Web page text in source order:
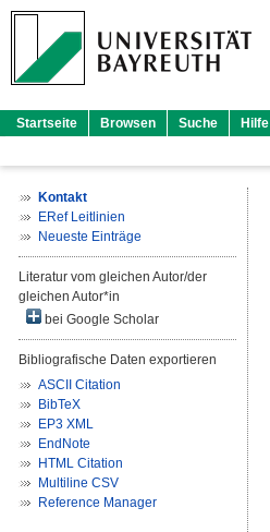
Startseite Browsen Suche Hilfe
Kontakt
ERef Leitlinien
Neueste Einträge
Literatur vom gleichen Autor/der
gleichen Autor*in
bei Google Scholar
Bibliografische Daten exportieren
ASCII Citation
BibTeX
EP3 XML
EndNote
HTML Citation
Multiline CSV
Reference Manager